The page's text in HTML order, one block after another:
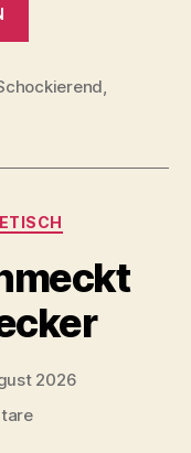
dabei
,
2026
zu